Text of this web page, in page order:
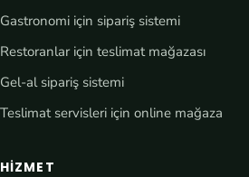
Gastronomi için sipariş sistemi
Restoranlar için teslimat mağazası
Gel-al sipariş sistemi
Teslimat servisleri için online mağaza
HIZMET